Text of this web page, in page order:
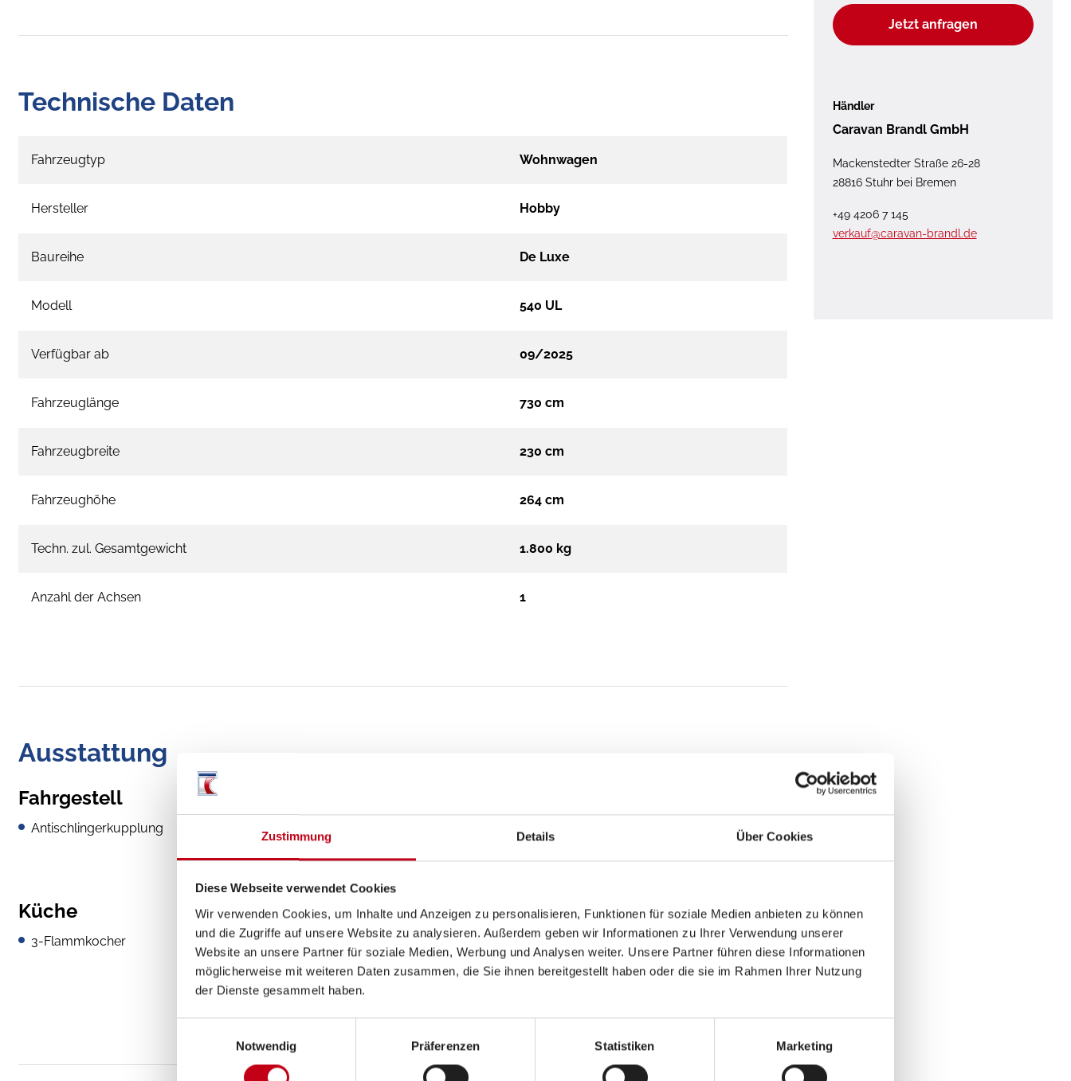
Zustimmung Details Über Cookies
Diese Webseite verwendet Cookies
Wir verwenden Cookies, um Inhalte und Anzeigen zu personalisieren, Funktionen für soziale Medien anbieten zu können
und die Zugriffe auf unsere Website zu analysieren. Außerdem geben wir Informationen zu Ihrer Verwendung unserer
Website an unsere Partner für soziale Medien, Werbung und Analysen weiter. Unsere Partner führen diese Informationen
möglicherweise mit weiteren Daten zusammen, die Sie ihnen bereitgestellt haben oder die sie im Rahmen Ihrer Nutzung
der Dienste gesammelt haben.
Notwendig
Präferenzen Statistiken Marketing
Jetzt anfragen
Händler
Caravan Brandl GmbH
Mackenstedter Straße 26-28
28816 Stuhr bei Bremen
+49 4206 7 145
verkauf@caravan-brandl.de
Technische Daten
Fahrzeugtyp Wohnwagen
Hersteller Hobby
Baureihe De Luxe
Modell 540 UL
Verfügbar ab 09/2025
Fahrzeuglänge 730 cm
Fahrzeugbreite 230 cm
Fahrzeughöhe 264 cm
Techn. zul. Gesamtgewicht 1.800 kg
Anzahl der Achsen 1
Ausstattung
Fahrgestell
Antischlingerkupplung Bettverbreiterung
Küche
3-Flammkocher